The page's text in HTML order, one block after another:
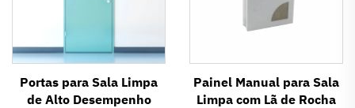
Portas para Sala Limpa
de Alto Desempenho
Painel Manual para Sala
Limpa com Lã de Rocha